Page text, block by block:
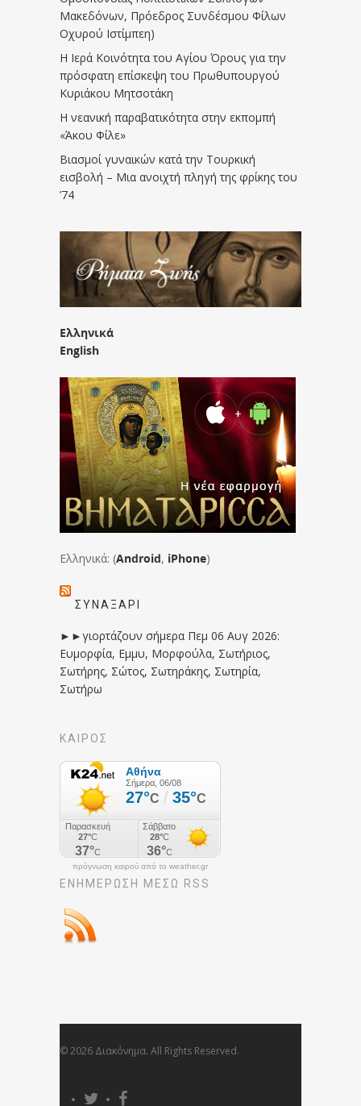
Μακεδόνων, Πρόεδρος Συνδέσμου Φίλων
Οχυρού Ιστίμπεη)
Η Ιερά Κοινότητα του Αγίου Όρους για την
πρόσφατη επίσκεψη του Πρωθυπουργού
Κυριάκου Μητσοτάκη
Η νεανική παραβατικότητα στην εκπομπή
«Άκου Φίλε»
Βιασμοί γυναικών κατά την Τουρκική
εισβολή – Μια ανοιχτή πληγή της φρίκης του
’74
Ελληνικά
English
Ελληνικά: (Android, iPhone)
ΣΥΝΑΞΆΡΙ
►►γιορτάζουν σήμερα Πεμ 06 Αυγ 2026:
Ευμορφία, Εμμυ, Μορφούλα, Σωτήριος,
Σωτήρης, Σώτος, Σωτηράκης, Σωτηρία,
Σωτήρω
ΚΑΙΡΟΣ
πρόγνωση καιρού από το weather.gr
ΕΝΗΜΈΡΩΣΉ ΜΕΣΩ RSS
© 2026 Διακόνημα. All Rights Reserved.